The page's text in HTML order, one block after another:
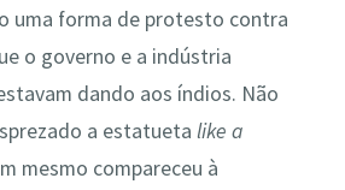
uma forma de protesto contra
o governo e a indústria
dando aos índios. Não
a estatueta like a
mesmo compareceu à